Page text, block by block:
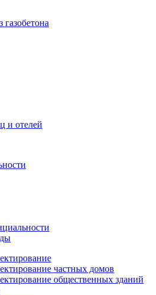
и отелей
частных домов
общественных зданий